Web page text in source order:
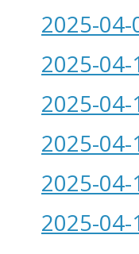
2025-
2025-
2025-
2025-
2025-
2025-